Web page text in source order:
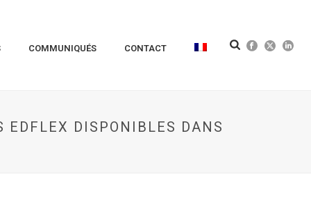
COMMUNIQUÉS CONTACT
EDFLEX DISPONIBLES DANS